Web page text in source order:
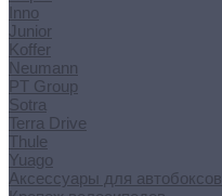
Inno
Junior
Koffer
Neumann
PT Group
Sotra
Terra Drive
Thule
Yuago
Аксессуары для автобоксов